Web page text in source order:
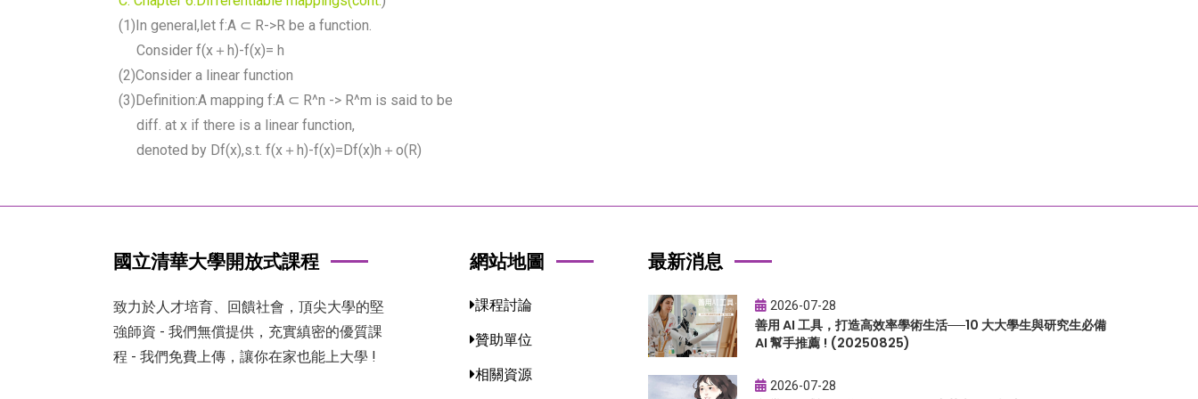
(1)In general,let f:A ⊂ R->R be a function.
Consider f(x＋h)-f(x)= h
(2)Consider a linear function
(3)Definition:A mapping f:A ⊂ R^n -> R^m is said to be
diff. at x if there is a linear function,
denoted by Df(x),s.t. f(x＋h)-f(x)=Df(x)h＋o(R)
國立清華大學開放式課程
致力於人才培育、回饋社會，頂尖大學的堅
強師資 - 我們無償提供，充實縝密的優質課
程 - 我們免費上傳，讓你在家也能上大學 !
網站地圖
課程討論
贊助單位
相關資源
最新消息
2026-07-28
善用 AI 工具，打造高效率學術生活──10 大大學生與研究生必備
AI 幫手推薦 ! (20250825)
2026-07-28